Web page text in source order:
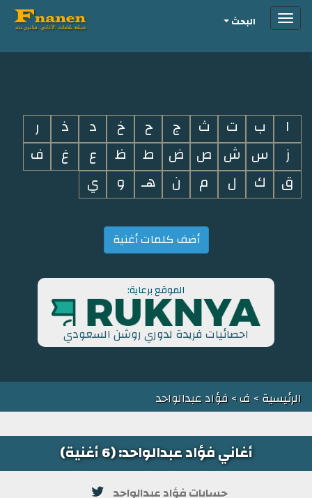
i
Toggleالبحث
ا ب ت ث ج ح خ د ذ
ر
ز
س ش ص ض ط ظ ع غ
ف
ق
ك ل م ن هـ و ي
أضف كلمات أغنية
الموقع برعاية:
احصائيات فريدة لدوري روشن السعودي
الرئيسية> ف> فؤاد عبدالواحد
أغاني فؤاد عبدالواحد: (6 أغنية)
حسابات فؤاد عبدالواحد